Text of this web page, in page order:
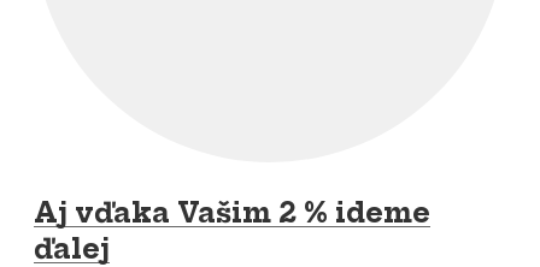
Aj vďaka Vašim 2 % ideme
ďalej